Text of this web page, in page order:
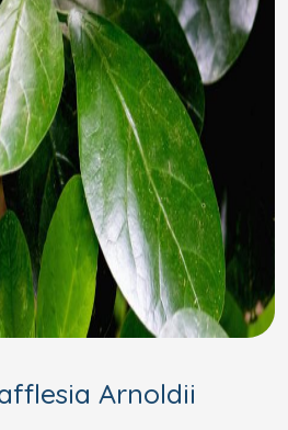
Arnoldii